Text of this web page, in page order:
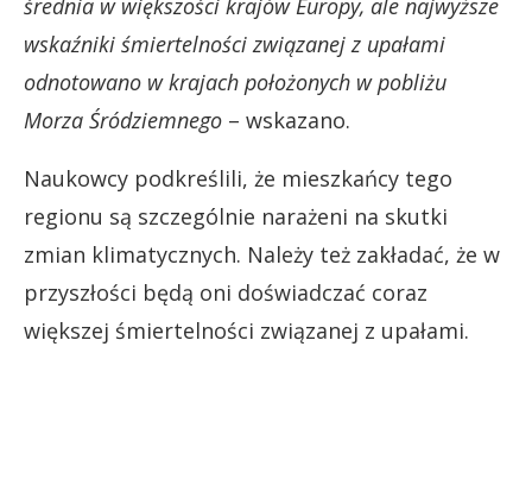
wskaźniki śmiertelności związanej z upałami
odnotowano w krajach położonych w pobliżu
Morza Śródziemnego – wskazano.
Naukowcy podkreślili, że mieszkańcy tego
regionu są szczególnie narażeni na skutki
zmian klimatycznych. Należy też zakładać, że w
przyszłości będą oni doświadczać coraz
większej śmiertelności związanej z upałami.